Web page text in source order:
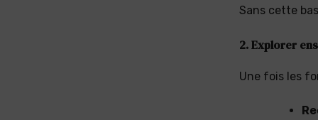
Sans cette
2. Explorer
Une fois les